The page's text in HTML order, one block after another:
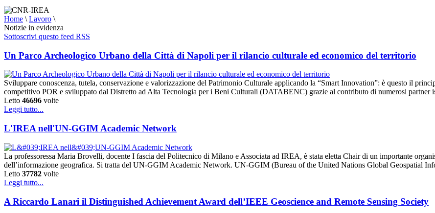
Home \ Lavoro \
Notizie in evidenza
Sottoscrivi questo feed RSS
Un Parco Archeologico Urbano della Città di Napoli per il rilancio culturale ed economico del territorio
Sviluppare conoscenza, tutela, conservazione e valorizzazione del Patrimonio Culturale applicando la “Smart Innovation”: è questo il
competitivo POR e sviluppato dal Distretto ad Alta Tecnologia per i Beni Culturali (DATABENC) grazie al contributo di numerosi
Letto 46696 volte
Leggi tutto...
L'IREA nell'UN-GGIM Academic Network
La professoressa Maria Brovelli, docente I fascia del Politecnico di Milano e Associata ad IREA, è stata eletta Chair di un importante
dell’informazione geografica. Si tratta del UN-GGIM Academic Network. UN-GGIM (Bureau of the United Nations Global Geospatial
Letto 37782 volte
Leggi tutto...
A Riccardo Lanari il Distinguished Achievement Award dell’IEEE Geoscience and Remote Sensing Society